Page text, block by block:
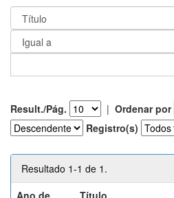
Result./Pág. | Ordenar por
Registro(s)
Resultado 1-1 de 1.
Ano de
Título